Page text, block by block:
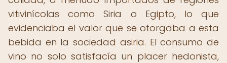
vitivinícolas como Siria o Egipto, lo que
evidenciaba el valor que se otorgaba a esta
bebida en la sociedad asiria. El consumo de
vino no solo satisfacía un placer hedonista,